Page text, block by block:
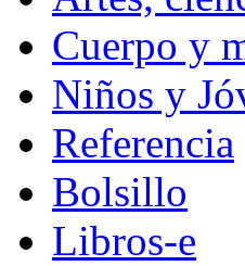
Cuerpo y
Niños y
Referencia
Bolsillo
Libros-e